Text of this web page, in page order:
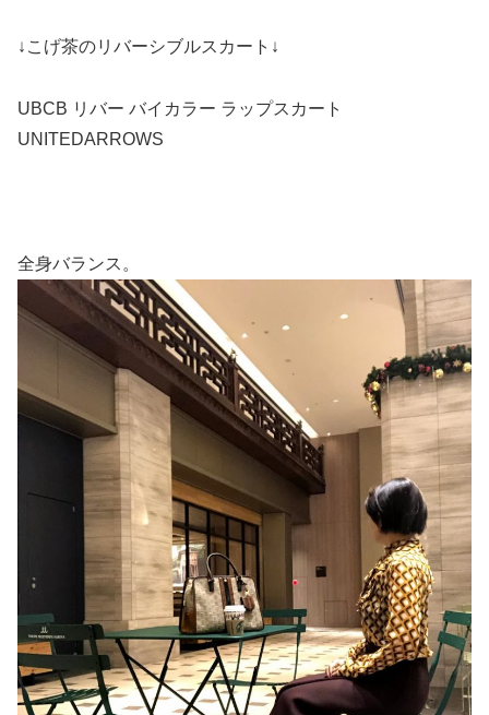
↓こげ茶のリバーシブルスカート↓
UBCB リバー バイカラー ラップスカート
UNITEDARROWS
全身バランス。